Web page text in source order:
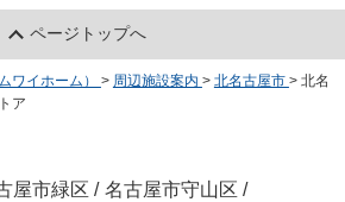
ページトップへ
ワイホーム） > 周辺施設案内 > 北名古屋市 > 北名
ア
屋市緑区 / 名古屋市守山区 /